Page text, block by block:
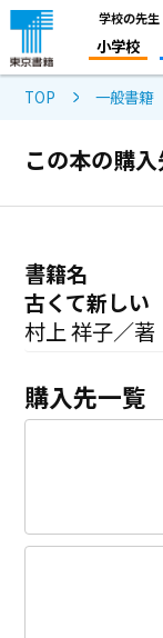
学校の先
小学校
TOP 一般書籍
この本の購
書籍名
古くて新し
村上 祥子／著
購入先一覧